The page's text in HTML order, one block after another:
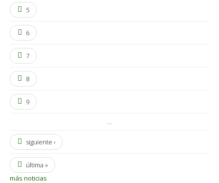
5
6
7
8
9
…
siguiente ›
última »
más noticias